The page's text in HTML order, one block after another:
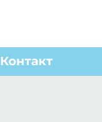
Контакт